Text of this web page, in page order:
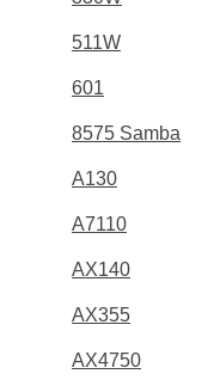
511W
601
8575 Samba
A130
A7110
AX140
AX355
AX4750